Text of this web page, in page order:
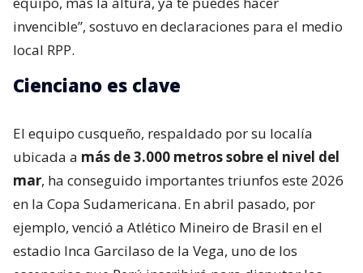
invencible”, sostuvo en declaraciones para el medio
local RPP.
Cienciano es clave
El equipo cusqueño, respaldado por su localía
ubicada a más de 3.000 metros sobre el nivel del
mar, ha conseguido importantes triunfos este 2026
en la Copa Sudamericana. En abril pasado, por
ejemplo, venció a Atlético Mineiro de Brasil en el
estadio Inca Garcilaso de la Vega, uno de los